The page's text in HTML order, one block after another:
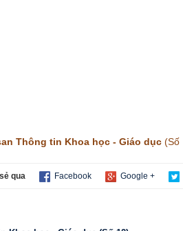
Thông tin Khoa học - Giáo dục (Số
qua Facebook Google +